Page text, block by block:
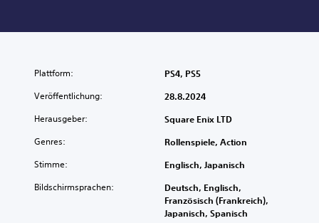
Plattform: PS4, PS5
Veröffentlichung: 28.8.2024
Herausgeber: Square Enix LTD
Genres: Rollenspiele, Action
Stimme: Englisch, Japanisch
Bildschirmsprachen:
Deutsch, Englisch,
Französisch (Frankreich),
Japanisch, Spanisch